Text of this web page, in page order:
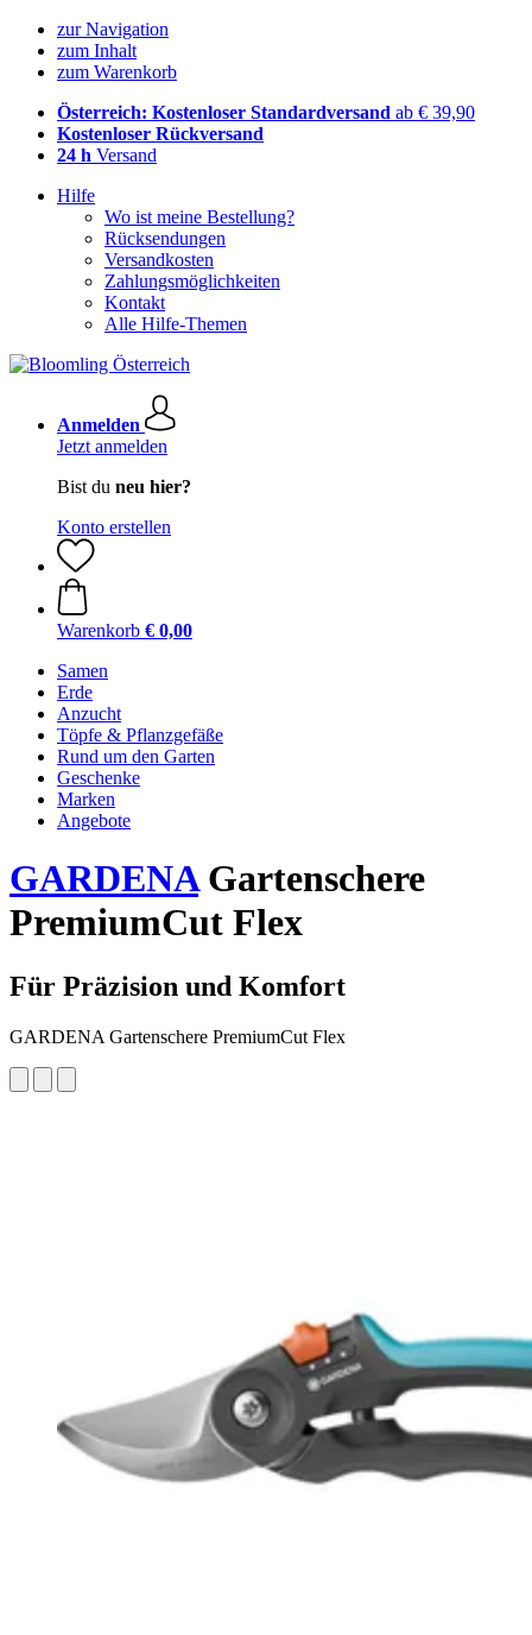
zur Navigation
zum Inhalt
zum Warenkorb
Österreich: Kostenloser Standardversand ab € 39,90
Kostenloser Rückversand
24 h Versand
Hilfe
Wo ist meine Bestellung?
Rücksendungen
Versandkosten
Zahlungsmöglichkeiten
Kontakt
Alle Hilfe-Themen
Anmelden
Jetzt anmelden
Bist du neu hier?
Konto erstellen
Warenkorb € 0,00
Samen
Erde
Anzucht
Töpfe & Pflanzgefäße
Rund um den Garten
Geschenke
Marken
Angebote
GARDENAGartenschere
PremiumCut Flex
Für Präzision und Komfort
GARDENA Gartenschere PremiumCut Flex